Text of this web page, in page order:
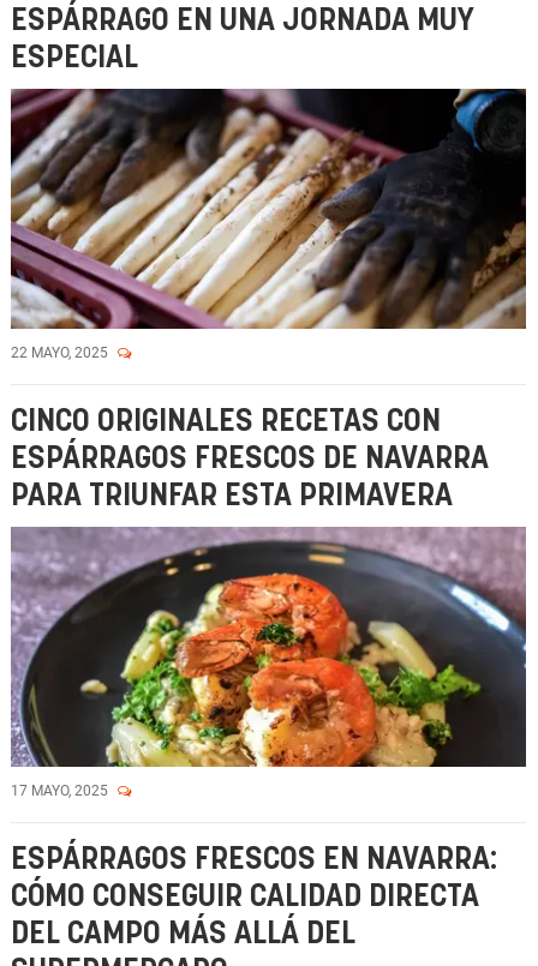
ESPÁRRAGO EN UNA JORNADA MUY
ESPECIAL
22 MAYO, 2025
CINCO ORIGINALES RECETAS CON
ESPÁRRAGOS FRESCOS DE NAVARRA
PARA TRIUNFAR ESTA PRIMAVERA
17 MAYO, 2025
ESPÁRRAGOS FRESCOS EN NAVARRA:
CÓMO CONSEGUIR CALIDAD DIRECTA
DEL CAMPO MÁS ALLÁ DEL